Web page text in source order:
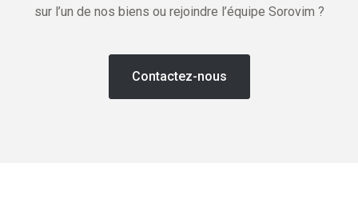
sur l’un de nos biens ou rejoindre l’équipe Sorovim ?
Contactez-nous